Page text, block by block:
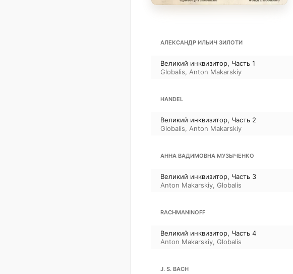
АЛЕКСАНДР ИЛЬИЧ ЗИЛОТИ
Великий инквизитор, Часть 1
Globalis, Anton Makarskiy
HANDEL
Великий инквизитор, Часть 2
Globalis, Anton Makarskiy
АННА ВАДИМОВНА МУЗЫЧЕНКО
Великий инквизитор, Часть 3
Anton Makarskiy, Globalis
RACHMANINOFF
Великий инквизитор, Часть 4
Anton Makarskiy, Globalis
J. S. BACH